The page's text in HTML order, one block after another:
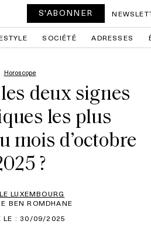
S'ABONNER
SOCIÉTÉ ADRESSES
Horoscope
deux signes
les plus
mois d’octobre
?
LUXEMBOURG
BEN ROMDHANE
LE : 30/09/2025